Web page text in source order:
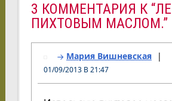
3 КОММЕНТАРИЯ К
ПИХТОВЫМ МАСЛОМ.”
Мария Вишневская
01/09/2013 В 21:47